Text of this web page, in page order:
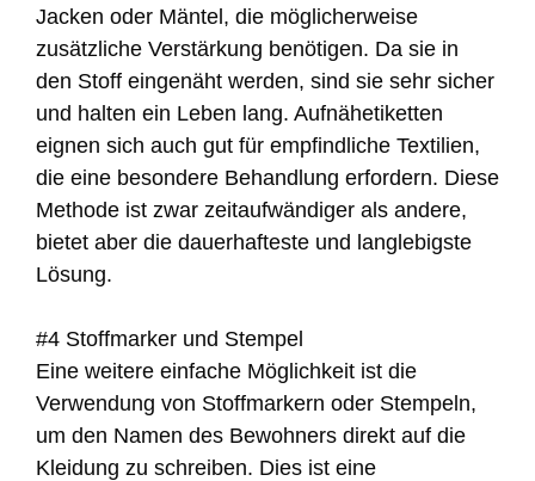
Jacken oder Mäntel, die möglicherweise
zusätzliche Verstärkung benötigen. Da sie in
den Stoff eingenäht werden, sind sie sehr sicher
und halten ein Leben lang. Aufnähetiketten
eignen sich auch gut für empfindliche Textilien,
die eine besondere Behandlung erfordern. Diese
Methode ist zwar zeitaufwändiger als andere,
bietet aber die dauerhafteste und langlebigste
Lösung.
#4 Stoffmarker und Stempel
Eine weitere einfache Möglichkeit ist die
Verwendung von Stoffmarkern oder Stempeln,
um den Namen des Bewohners direkt auf die
Kleidung zu schreiben. Dies ist eine